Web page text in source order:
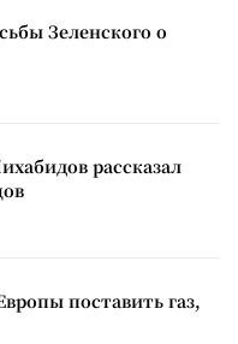
Зеленского о
рассказал
поставить газ,